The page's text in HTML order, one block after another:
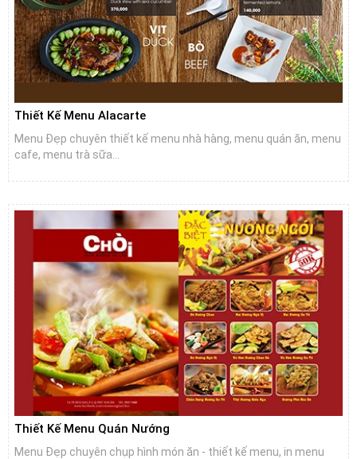
Thiết Kế Menu Alacarte
Menu Đẹp chuyên thiết kế menu nhà hàng, menu quán ăn, menu
cafe, menu trà sữa...
Thiết Kế Menu Quán Nướng
Menu Đẹp chuyên chụp hình món ăn - thiết kế menu, in menu